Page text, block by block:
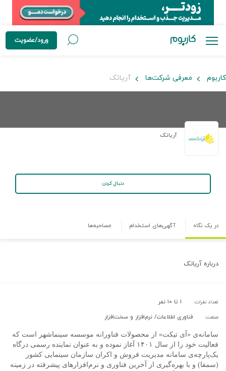
ورود/عضویت
کاربوم معرفی شرکت‌ها آریاتک
آریاتک
دنبال کردن
در یک نگاه آگهی‌های استخدام مصاحبه‌ها
درباره آریاتک
تعداد نفرات: ۱ تا ۱۰ نفر
صنعت: فناوری اطلاعات/ نرم‌افزار و سخت‌افزار
سامانه‌ی «آی تیکت» از محصولات فناورانه موسسه سینماشهر است که
فعالیت خود را از سال ۱۴۰۱ آغاز نموده و به عنوان نماینده رسمی درگاه
یک‌پارچه‌ی سامانه مدیریت فروش و اکران سازمان سینمایی کشور
(سمفا) و با بهره‌گیری از آخرین فناوری و نرم‌افزارهای پیشرفته در زمینه